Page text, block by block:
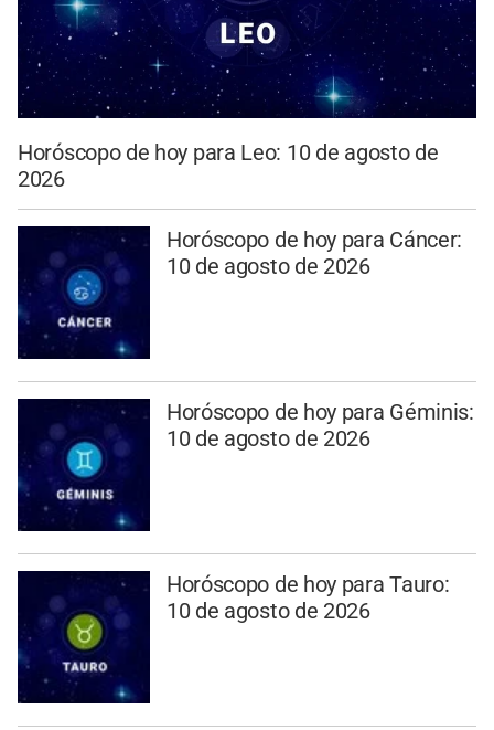
Horóscopo de hoy para Leo: 10 de agosto de
2026
Horóscopo de hoy para Cáncer:
10 de agosto de 2026
Horóscopo de hoy para Géminis:
10 de agosto de 2026
Horóscopo de hoy para Tauro:
10 de agosto de 2026